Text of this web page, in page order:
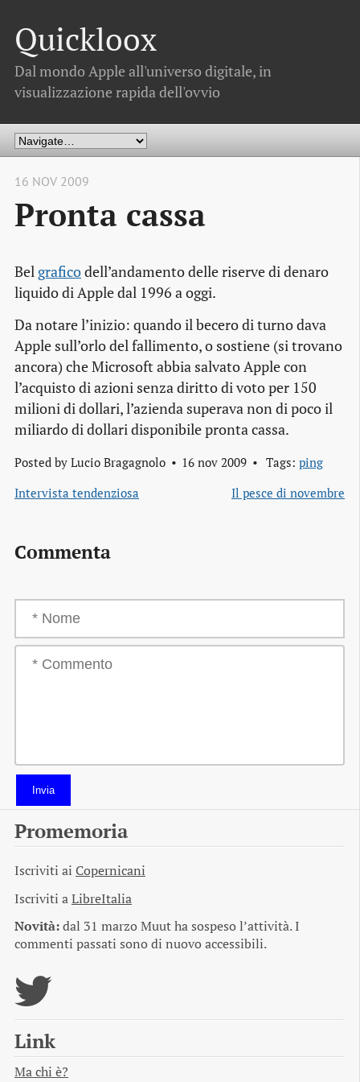
Quickloox
Dal mondo Apple all'universo digitale, in
visualizzazione rapida dell'ovvio
16 NOV 2009
Pronta cassa
Bel graficodell’andamento delle riserve di denaro
liquido di Apple dal 1996 a oggi.
Da notare l’inizio: quando il becero di turno dava
Apple sull’orlo del fallimento, o sostiene (si trovano
ancora) che Microsoft abbia salvato Apple con
l’acquisto di azioni senza diritto di voto per 150
milioni di dollari, l’azienda superava non di poco il
miliardo di dollari disponibile pronta cassa.
Posted by Lucio Bragagnolo 16 nov 2009 Tags: ping
Intervista tendenziosa
Il pesce di novembre
Commenta
Invia
Promemoria
Iscriviti ai Copernicani
Iscriviti aLibreItalia
Novità:dal 31 marzo Muut ha sospeso l’attività. I
commenti passati sono di nuovo accessibili.
Link
Ma chi è?